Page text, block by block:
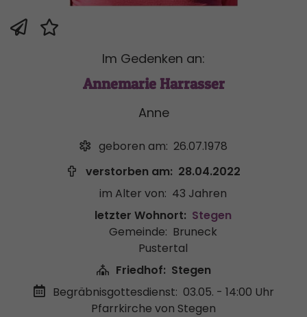
Im Gedenken an:
Annemarie Harrasser
Anne
geboren am: 26.07.1978
verstorben am: 28.04.2022
im Alter von: 43 Jahren
letzter Wohnort: Stegen
Gemeinde: Bruneck
Pustertal
Friedhof: Stegen
Begräbnisgottesdienst: 03.05. - 14:00 Uhr
Pfarrkirche von Stegen